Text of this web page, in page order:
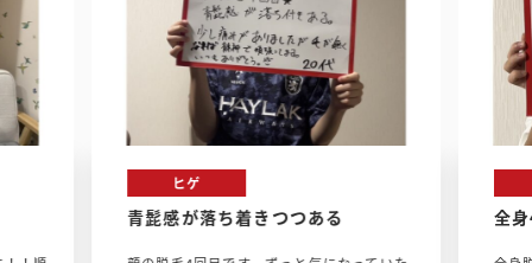
ヒゲ
青髭感が落ち着きつつある 全